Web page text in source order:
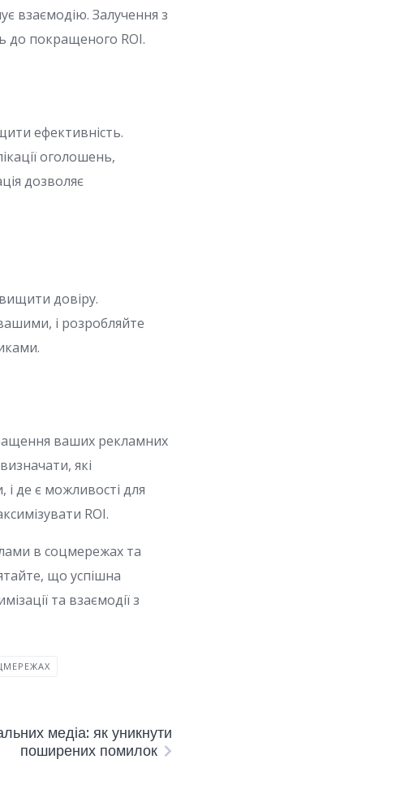
взаємодію. Залучення з
до покращеного ROI.
ефективність.
оголошень,
дозволяє
довіру.
і розробляйте
ваших рекламних
які
де є можливості для
ROI.
в соцмережах та
що успішна
та взаємодії з
медіа: як уникнути
поширених помилок